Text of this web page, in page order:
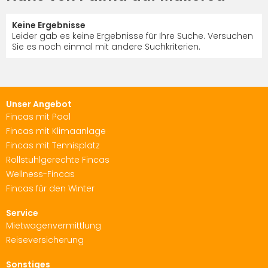
Keine Ergebnisse
Leider gab es keine Ergebnisse für Ihre Suche. Versuchen
Sie es noch einmal mit andere Suchkriterien.
Unser Angebot
Fincas mit Pool
Fincas mit Klimaanlage
Fincas mit Tennisplatz
Rollstuhlgerechte Fincas
Wellness-Fincas
Fincas für den Winter
Service
Mietwagenvermittlung
Reiseversicherung
Sonstiges